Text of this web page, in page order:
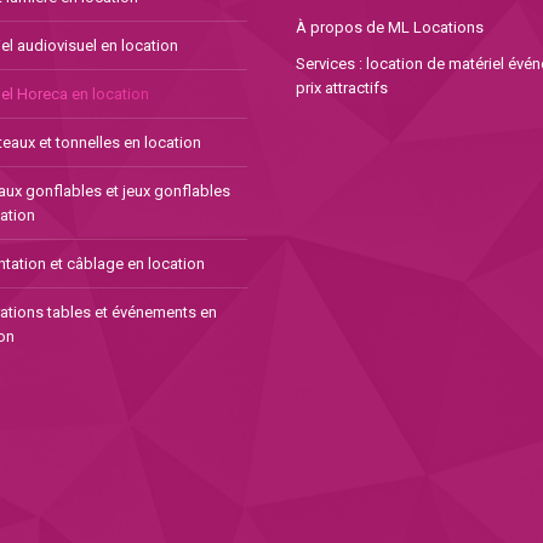
audiovisuel en location
Horeca en location
et tonnelles en location
gonflables et jeux gonflables
et câblage en location
tables et événements en
À propos de ML Locations
Services : location de matériel
prix attractifs